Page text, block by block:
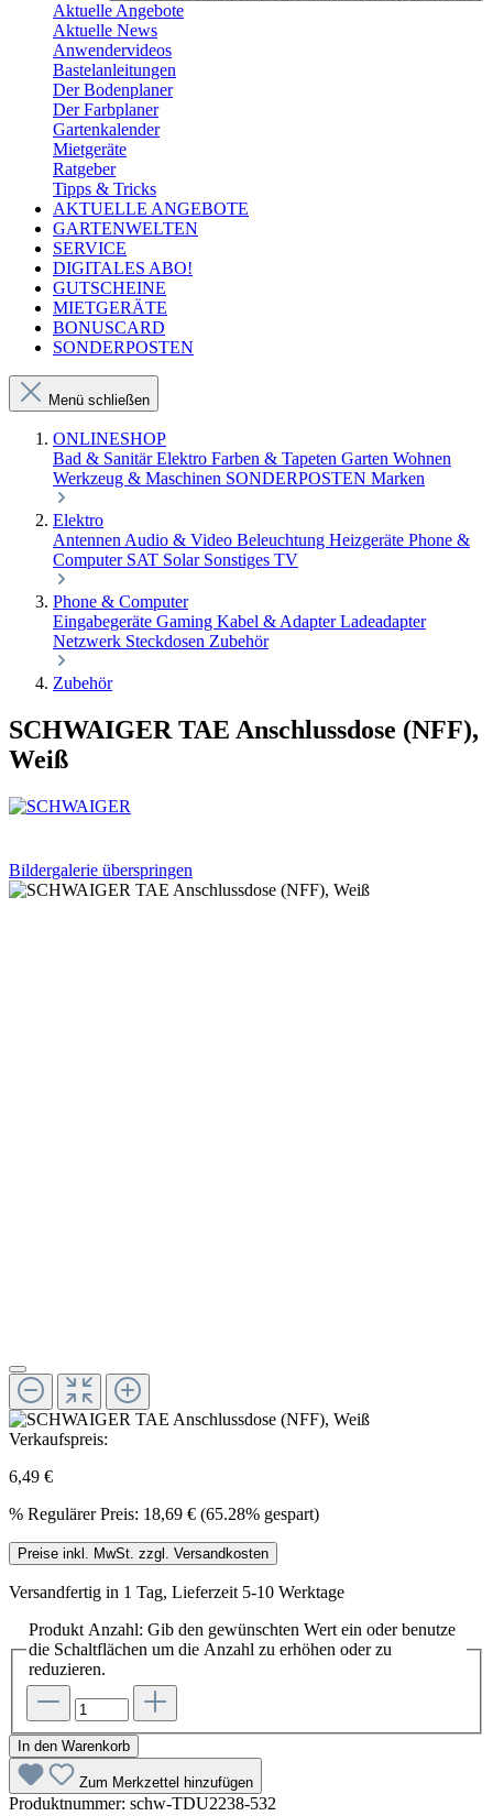
Aktuelle Angebote
Aktuelle News
Anwendervideos
Bastelanleitungen
Der Bodenplaner
Der Farbplaner
Gartenkalender
Mietgeräte
Ratgeber
Tipps & Tricks
AKTUELLE ANGEBOTE
GARTENWELTEN
SERVICE
DIGITALES ABO!
GUTSCHEINE
MIETGERÄTE
BONUSCARD
SONDERPOSTEN
Menü schließen
ONLINESHOP
Bad & SanitärElektro Farben & Tapeten Garten Wohnen
Werkzeug & Maschinen SONDERPOSTEN Marken
Elektro
Antennen Audio & Video Beleuchtung Heizgeräte Phone &
Computer SAT Solar Sonstiges TV
Phone & Computer
Eingabegeräte Gaming Kabel & AdapterLadeadapter
Netzwerk Steckdosen Zubehör
Zubehör
SCHWAIGER TAE Anschlussdose (NFF),
Weiß
Bildergalerie überspringen
Verkaufspreis:
6,49 €
% Regulärer Preis: 18,69 € (65.28% gespart)
Preise inkl. MwSt. zzgl. Versandkosten
Versandfertig in 1 Tag, Lieferzeit 5-10 Werktage
Produkt Anzahl: Gib den gewünschten Wert ein oder benutze
die Schaltflächen um die Anzahl zu erhöhen oder zu
reduzieren.
In den Warenkorb
Zum Merkzettel hinzufügen
Produktnummer: schw-TDU2238-532